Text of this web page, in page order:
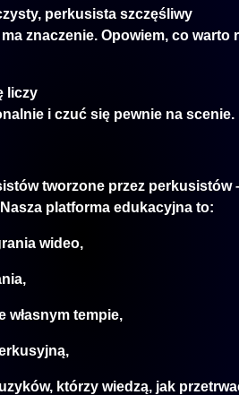
perkusista szczęśliwy
znaczenie. Opowiem, co warto
liczy
i czuć się pewnie na scenie.
tworzone przez perkusistów
platforma edukacyjna to:
wideo,
własnym tempie,
którzy wiedzą, jak